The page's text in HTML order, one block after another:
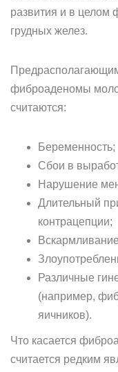
развития и в целом
грудных желез.
фиброаденомы
считаются:
Беременность;
Сбои в
Нарушение
Длительный
контрацепции;
Различные
(например,
яичников).
Что касается
считается редким